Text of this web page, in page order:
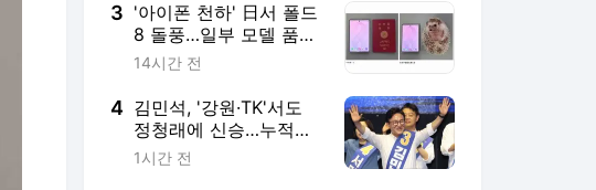
3 '아이폰 천하' 日서 폴드
8 돌풍…일부 모델 품절·
배송 지연
14시간 전
4 김민석, '강원·TK'서도
정청래에 신승…누적
1.48%p 차 [종합]
1시간 전